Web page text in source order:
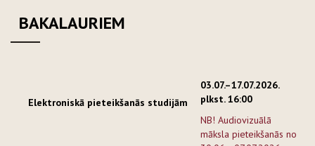
BAKALAURIEM
Elektroniskā pieteikšanās studijām
03.07.–17.07.2026.
plkst. 16:00
NB! Audiovizuālā
māksla pieteikšanās no